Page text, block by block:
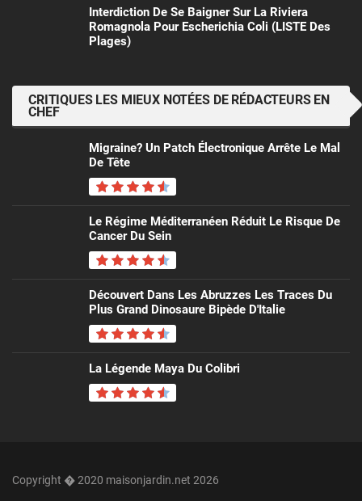
Interdiction De Se Baigner Sur La Riviera
Romagnola Pour Escherichia Coli (LISTE Des
Plages)
CRITIQUES LES MIEUX NOTÉES DE RÉDACTEURS EN
CHEF
Migraine? Un Patch Électronique Arrête Le Mal
De Tête
Le Régime Méditerranéen Réduit Le Risque De
Cancer Du Sein
Découvert Dans Les Abruzzes Les Traces Du
Plus Grand Dinosaure Bipède D'Italie
La Légende Maya Du Colibri
Copyright � 2020 maisonjardin.net 2026